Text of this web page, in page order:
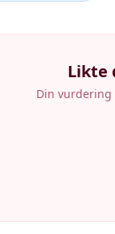
Likte
Din vurdering